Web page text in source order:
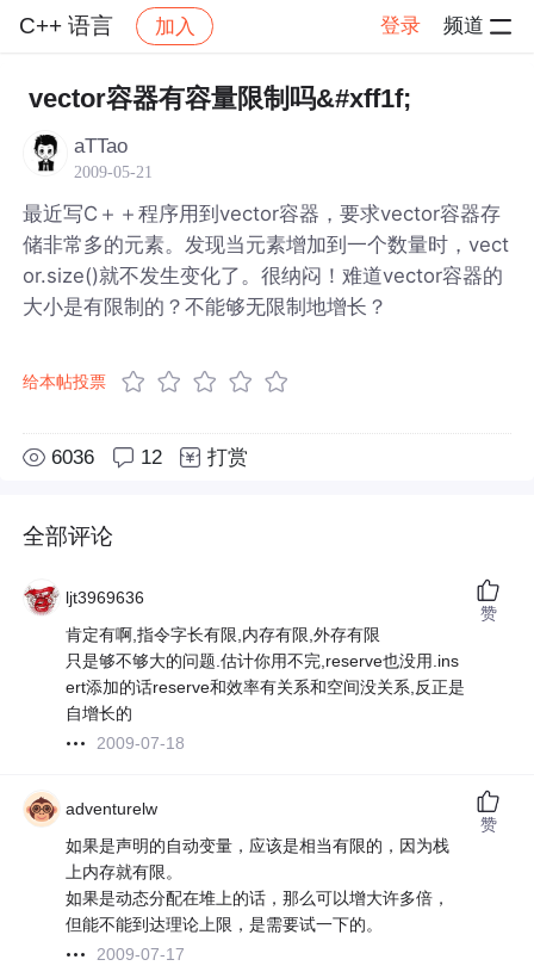
C++ 语言 加入 登录 频道
C++ 语言 帖子详情
vector容器有容量限制吗&#xff1f;
aTTao
2009-05-21
最近写C＋＋程序用到vector容器，要求vector容器存
储非常多的元素。发现当元素增加到一个数量时，vect
or.size()就不发生变化了。很纳闷！难道vector容器的
大小是有限制的？不能够无限制地增长？
给本帖投票
6036 12 打赏
全部评论
ljt3969636
肯定有啊,指令字长有限,内存有限,外存有限
只是够不够大的问题.估计你用不完,reserve也没用.ins
ert添加的话reserve和效率有关系和空间没关系,反正是
自增长的
2009-07-18
赞
adventurelw
如果是声明的自动变量，应该是相当有限的，因为栈
上内存就有限。
如果是动态分配在堆上的话，那么可以增大许多倍，
但能不能到达理论上限，是需要试一下的。
2009-07-17
赞